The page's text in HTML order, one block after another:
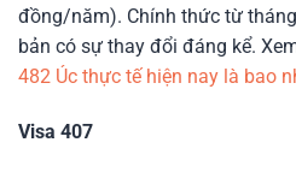
đồng/năm). Chính thức từ
bản có sự thay đổi đáng kể.
482 Úc thực tế hiện nay là bao
Visa 407